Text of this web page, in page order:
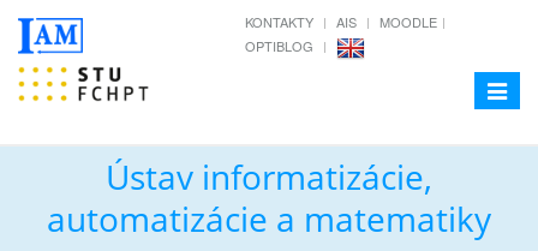
KONTAKTY AIS
MOODLE
OPTIBLOG
Toggle
Ústav informatizácie,
automatizácie a matematiky